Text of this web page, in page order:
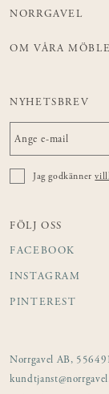
NORRGAVEL
OM VÅRA
NYHETSBREV
Jag godkänner
FÖLJ OSS
FACEBOOK
INSTAGRAM
PINTEREST
Norrgavel AB,